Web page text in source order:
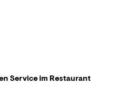
Service im Restaurant